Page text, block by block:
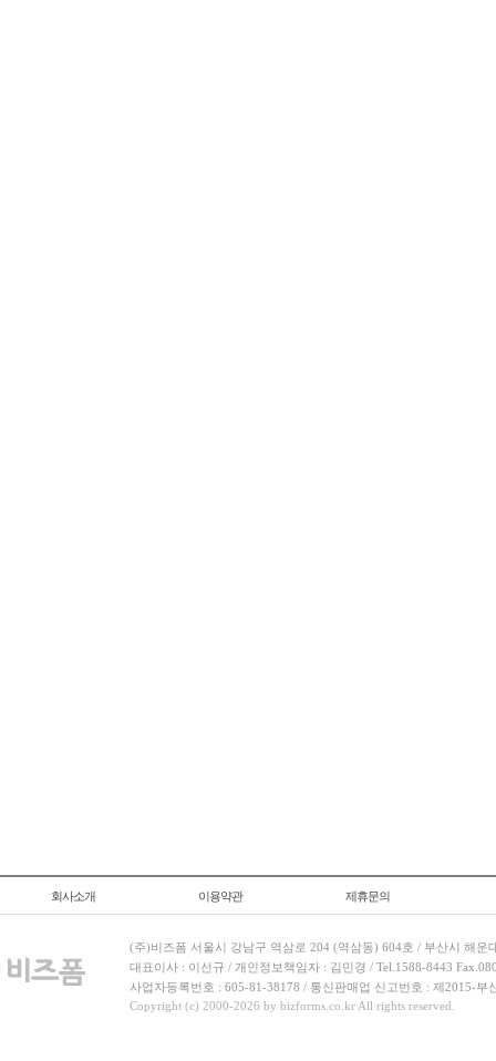
회사소개 이용약관 제휴문의
(주)비즈폼 서울시 강남구 역삼로 204 (역삼동) 604호 / 부산시 해운
대표이사 : 이선규 / 개인정보책임자 : 김민경 / Tel.1588-8443
사업자등록번호 : 605-81-38178 / 통신판매업 신고번호 : 제2015-부
Copyright (c) 2000-2026 by bizforms.co.kr All rights reserved.